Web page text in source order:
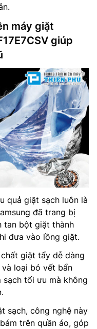
máy giặt
giúp
quả giặt sạch luôn là
đã trang bị
tan bột giặt thành
đưa vào lồng giặt.
giặt tẩy dễ dàng
loại bỏ vết bẩn
sạch tối ưu mà không
sạch, công nghệ này
trên quần áo, góp